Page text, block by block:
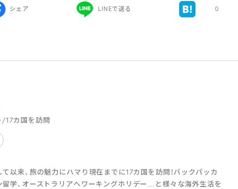
シェア LINEで送る 0
17カ国を訪問
以来、旅の魅力にハマり現在までに17カ国を訪問！バックパッカ
留学、オーストラリアへワーキングホリデー…と様々な海外生活を